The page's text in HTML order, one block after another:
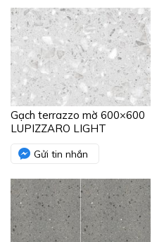
Gạch terrazzo mờ 600×600
LUPIZZARO LIGHT
Gửi tin nhắn